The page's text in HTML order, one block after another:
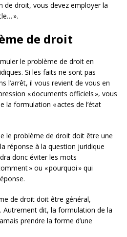
de droit, vous devez employer la
».
de droit
le problème de droit en
Si les faits ne sont pas
l’arrêt, il vous revient de vous en
« documents officiels », vous
la formulation « actes de l’état
le problème de droit doit être une
réponse à la question juridique
donc éviter les mots
» ou « pourquoi » qui
de droit doit être général,
Autrement dit, la formulation de la
prendre la forme d’une